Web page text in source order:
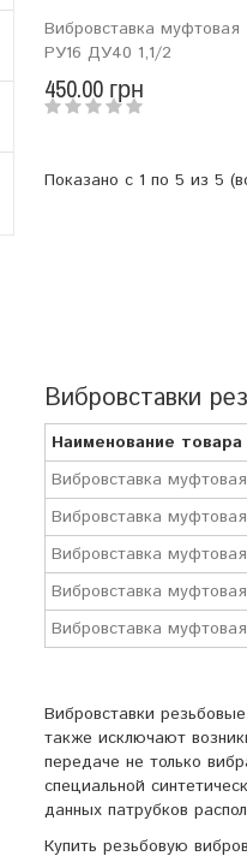
Вибровставка муфтовая
РУ16 ДУ40 1,1/2
450.00 грн
Показано с 1 по 5 из 5
Вибровставки
Наименование товара
Вибровставка
Вибровставка
Вибровставка
Вибровставка
Вибровставка
Вибровставки
также исключают
передаче не только
специальной
данных патрубков
Купить резьбовую